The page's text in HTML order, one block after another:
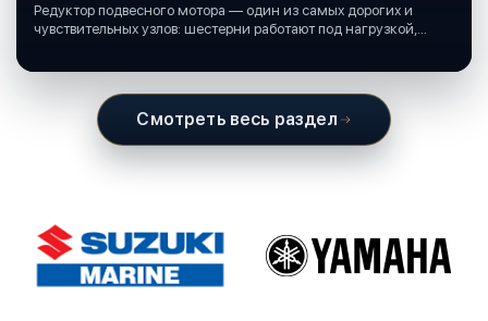
Редуктор подвесного мотора — один из самых дорогих и
чувствительных узлов: шестерни работают под нагрузкой,
Смотреть весь раздел